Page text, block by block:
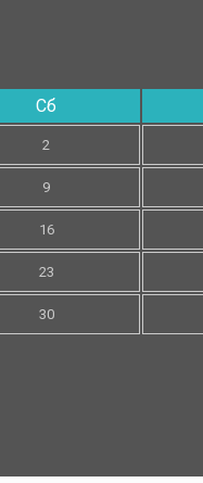
Сб
2
9
16
23
30